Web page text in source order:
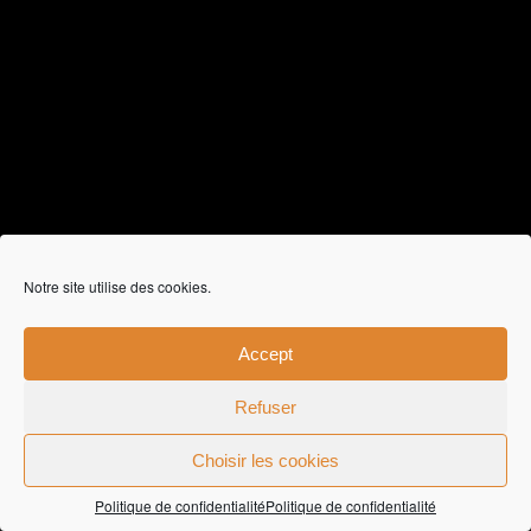
Notre site utilise des cookies.
Accept
Refuser
Choisir les cookies
Politique de confidentialitéPolitique de confidentialité
ZAFF Optical Optique Liège | Zaffuto Opticien Visagiste
confidentialité|Création de sites Web - Miko Digital LLC